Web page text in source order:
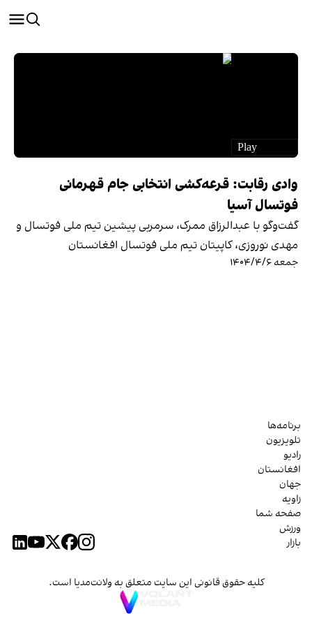
وادی رقابت: قرعه‌کشی انتخابی جام قهرمانی
فوتسال آسیا
گفت‌وگو با عبدالرزاق ممرک، سرمربی پیشین تیم ملی فوتسال و
مهدی نوروزی، کاپیتان تیم ملی فوتسال افغانستان
جمعه ۱۴۰۴/۴/۶
برنامه‌ها
تلویزیون
رادیو
افغانستان
جهان
زاویه
صفحه شما
ورزش
بازار
کلیه حقوق قانونی این سایت متعلق به ولانت‌مدیا است.